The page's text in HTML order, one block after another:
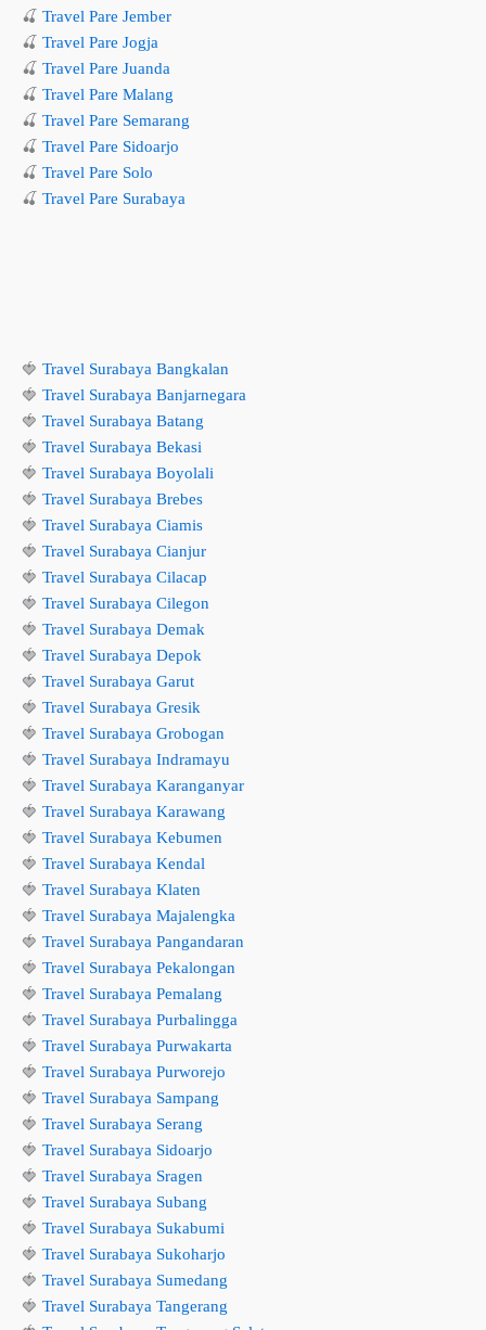
🍒 Travel Pare Jember
🍒 Travel Pare Jogja
🍒 Travel Pare Juanda
🍒 Travel Pare Malang
🍒 Travel Pare Semarang
🍒 Travel Pare Sidoarjo
🍒 Travel Pare Solo
🍒 Travel Pare Surabaya
🍓 Travel Surabaya Bangkalan
🍓 Travel Surabaya Banjarnegara
🍓 Travel Surabaya Batang
🍓 Travel Surabaya Bekasi
🍓 Travel Surabaya Boyolali
🍓 Travel Surabaya Brebes
🍓 Travel Surabaya Ciamis
🍓 Travel Surabaya Cianjur
🍓 Travel Surabaya Cilacap
🍓 Travel Surabaya Cilegon
🍓 Travel Surabaya Demak
🍓 Travel Surabaya Depok
🍓 Travel Surabaya Garut
🍓 Travel Surabaya Gresik
🍓 Travel Surabaya Grobogan
🍓 Travel Surabaya Indramayu
🍓 Travel Surabaya Karanganyar
🍓 Travel Surabaya Karawang
🍓 Travel Surabaya Kebumen
🍓 Travel Surabaya Kendal
🍓 Travel Surabaya Klaten
🍓 Travel Surabaya Majalengka
🍓 Travel Surabaya Pangandaran
🍓 Travel Surabaya Pekalongan
🍓 Travel Surabaya Pemalang
🍓 Travel Surabaya Purbalingga
🍓 Travel Surabaya Purwakarta
🍓 Travel Surabaya Purworejo
🍓 Travel Surabaya Sampang
🍓 Travel Surabaya Serang
🍓 Travel Surabaya Sidoarjo
🍓 Travel Surabaya Sragen
🍓 Travel Surabaya Subang
🍓 Travel Surabaya Sukabumi
🍓 Travel Surabaya Sukoharjo
🍓 Travel Surabaya Sumedang
🍓 Travel Surabaya Tangerang